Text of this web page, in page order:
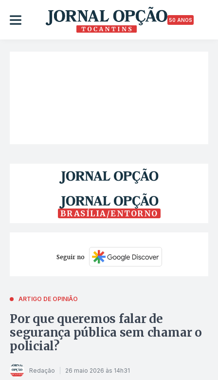
50 ANOS
BRASÍLIA/ENTORNO
Seguir no
ARTIGO DE OPINIÃO
Por que queremos falar de
segurança pública sem chamar o
policial?
Redação 26 maio 2026 às 14h31